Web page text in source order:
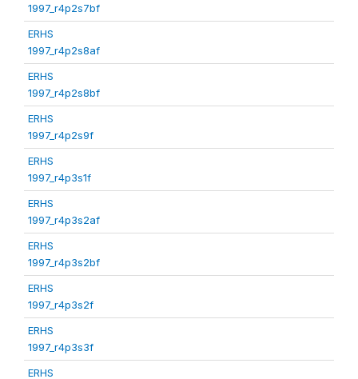
1997_r4p2s7bf
ERHS
1997_r4p2s8af
ERHS
1997_r4p2s8bf
ERHS
1997_r4p2s9f
ERHS
1997_r4p3s1f
ERHS
1997_r4p3s2af
ERHS
1997_r4p3s2bf
ERHS
1997_r4p3s2f
ERHS
1997_r4p3s3f
ERHS